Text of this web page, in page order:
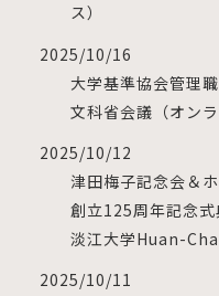
ス）
2025/10/16
大学基準協会管理
⽂科省会議（オンラ
2025/10/12
津田梅子記念会＆
創立125周年記念
淡江大学Huan-
2025/10/11